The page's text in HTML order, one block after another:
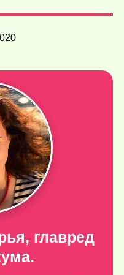
главред